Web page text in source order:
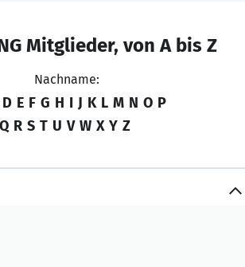
Mitglieder, von A bis Z
Nachname:
D E F G H I J K L M N O P
Q R S T U V W X Y Z